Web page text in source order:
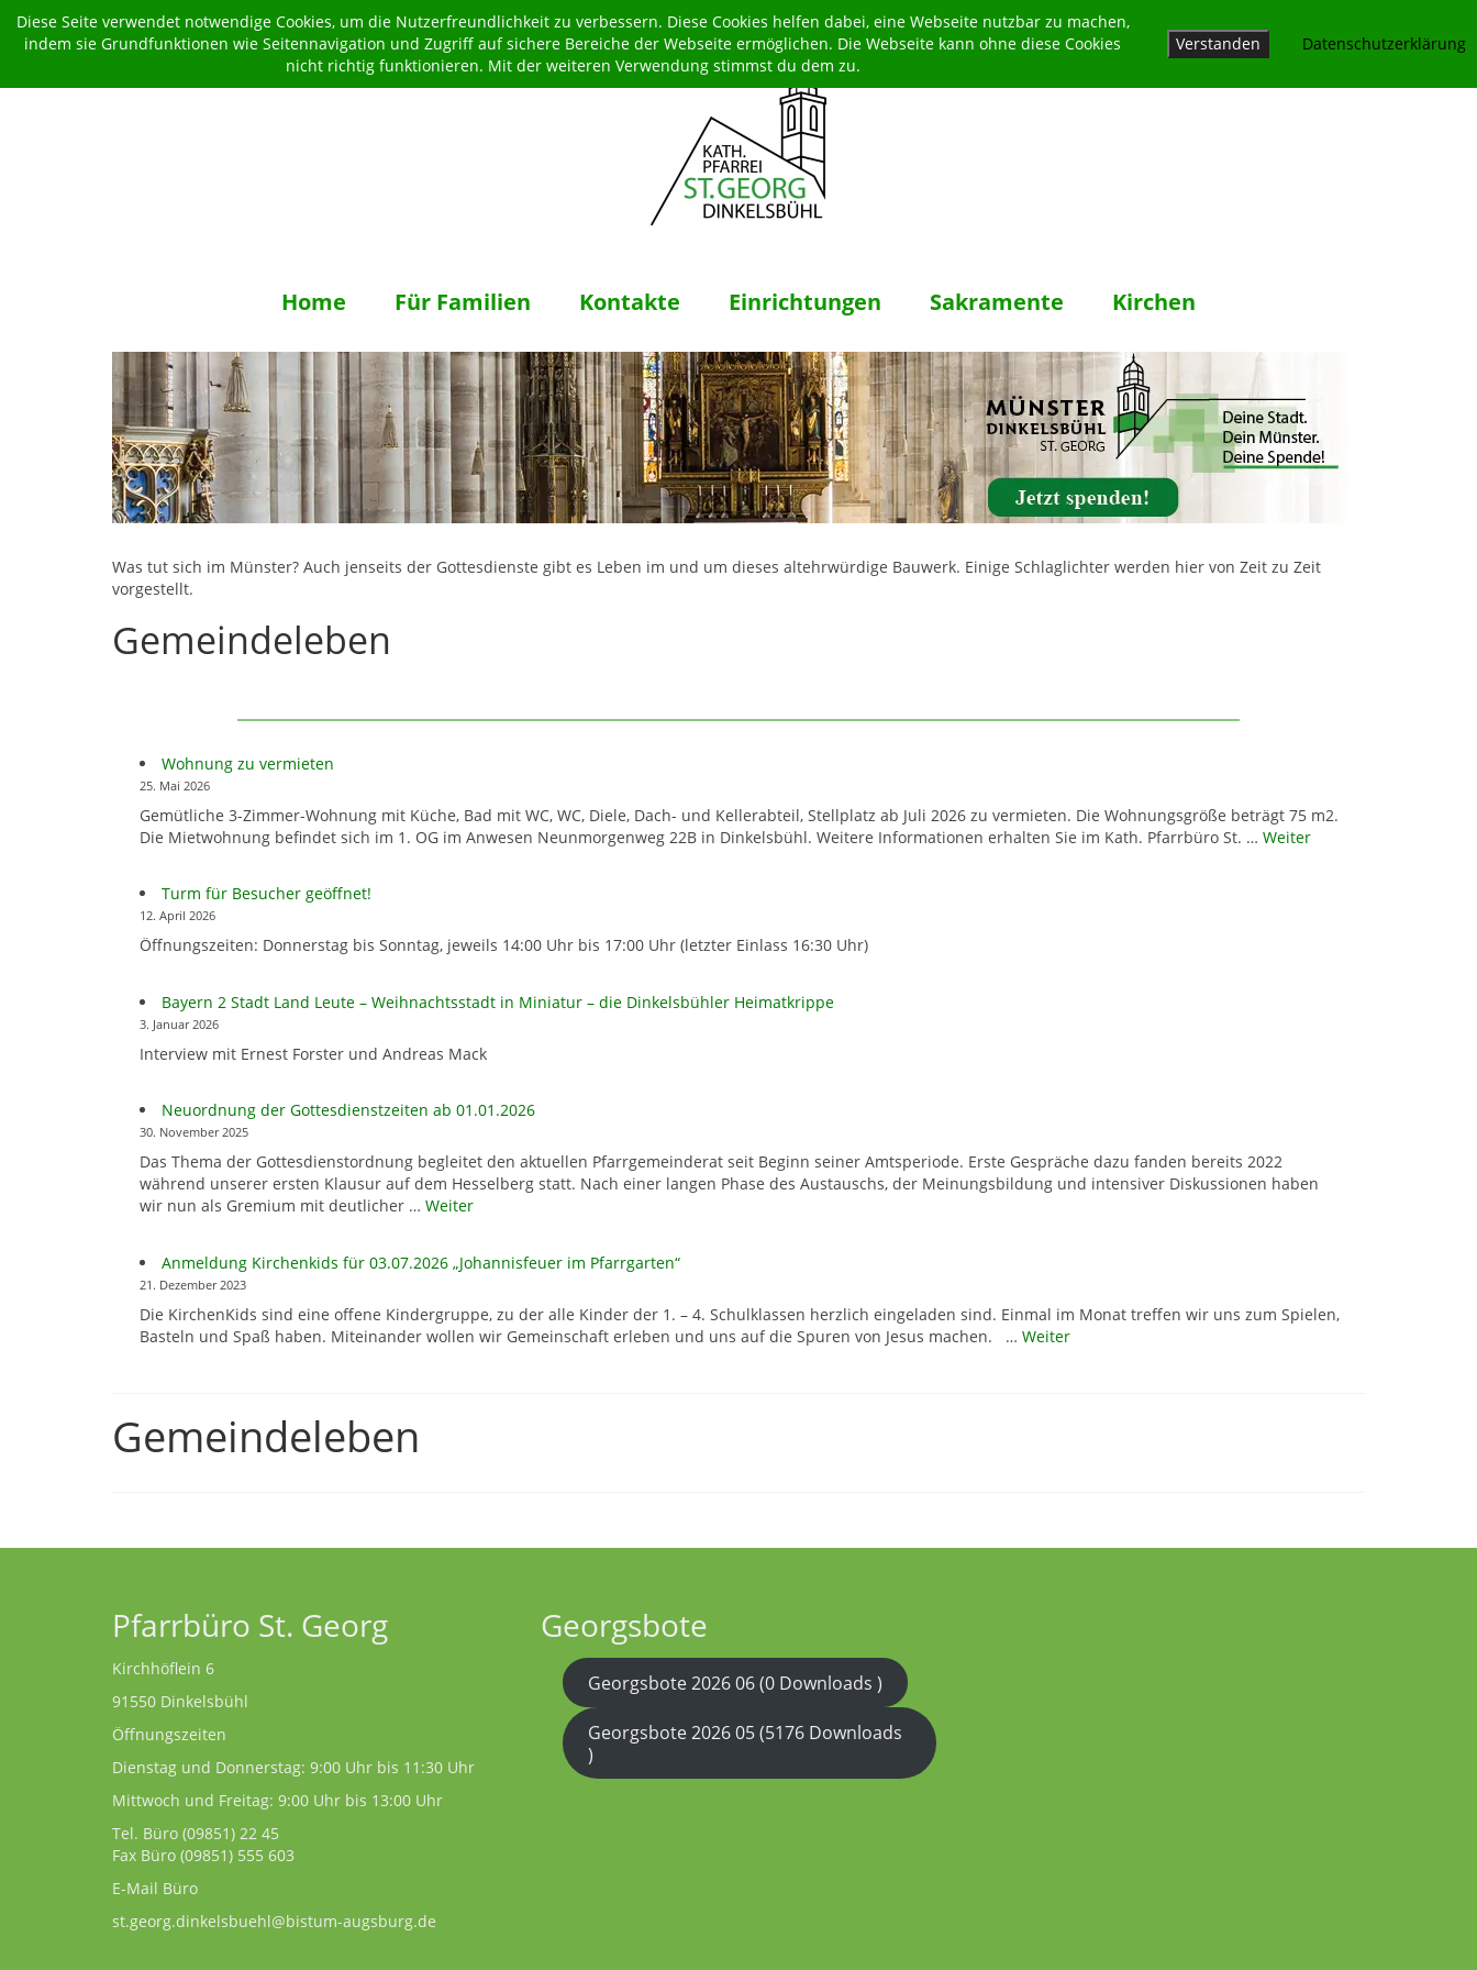
Home Für Familien Kontakte Einrichtungen Sakramente Kirchen
Was tut sich im Münster? Auch jenseits der Gottesdienste gibt es Leben im und um dieses altehrwürdige Bauwerk. Einige Schlaglichter werden hier von Zeit zu Zeit
vorgestellt.
Gemeindeleben
Wohnung zu vermieten
25. Mai 2026
Gemütliche 3-Zimmer-Wohnung mit Küche, Bad mit WC, WC, Diele, Dach- und Kellerabteil, Stellplatz ab Juli 2026 zu vermieten. Die Wohnungsgröße beträgt 75 m2.
Die Mietwohnung befindet sich im 1. OG im Anwesen Neunmorgenweg 22B in Dinkelsbühl. Weitere Informationen erhalten Sie im Kath. Pfarrbüro St. … Weiter
Turm für Besucher geöffnet!
12. April 2026
Öffnungszeiten: Donnerstag bis Sonntag, jeweils 14:00 Uhr bis 17:00 Uhr (letzter Einlass 16:30 Uhr)
Bayern 2 Stadt Land Leute – Weihnachtsstadt in Miniatur – die Dinkelsbühler Heimatkrippe
3. Januar 2026
Interview mit Ernest Forster und Andreas Mack
Neuordnung der Gottesdienstzeiten ab 01.01.2026
30. November 2025
Das Thema der Gottesdienstordnung begleitet den aktuellen Pfarrgemeinderat seit Beginn seiner Amtsperiode. Erste Gespräche dazu fanden bereits 2022
während unserer ersten Klausur auf dem Hesselberg statt. Nach einer langen Phase des Austauschs, der Meinungsbildung und intensiver Diskussionen haben
wir nun als Gremium mit deutlicher … Weiter
Anmeldung Kirchenkids für 03.07.2026 „Johannisfeuer im Pfarrgarten“
21. Dezember 2023
Die KirchenKids sind eine offene Kindergruppe, zu der alle Kinder der 1. – 4. Schulklassen herzlich eingeladen sind. Einmal im Monat treffen wir uns zum Spielen,
Basteln und Spaß haben. Miteinander wollen wir Gemeinschaft erleben und uns auf die Spuren von Jesus machen. … Weiter
Gemeindeleben
Pfarrbüro St. Georg
Kirchhöflein 6
91550 Dinkelsbühl
Öffnungszeiten
Dienstag und Donnerstag: 9:00 Uhr bis 11:30 Uhr
Mittwoch und Freitag: 9:00 Uhr bis 13:00 Uhr
Tel. Büro (09851) 22 45
Fax Büro (09851) 555 603
E-Mail Büro
st.georg.dinkelsbuehl@bistum-augsburg.de
Georgsbote
Georgsbote 2026 06 (0 Downloads )
Georgsbote 2026 05 (5176 Downloads
)
Diese Seite verwendet notwendige Cookies, um die Nutzerfreundlichkeit zu verbessern. Diese Cookies helfen dabei, eine Webseite nutzbar zu machen,
indem sie Grundfunktionen wie Seitennavigation und Zugriff auf sichere Bereiche der Webseite ermöglichen. Die Webseite kann ohne diese Cookies
nicht richtig funktionieren. Mit der weiteren Verwendung stimmst du dem zu.
Verstanden Datenschutzerklärung